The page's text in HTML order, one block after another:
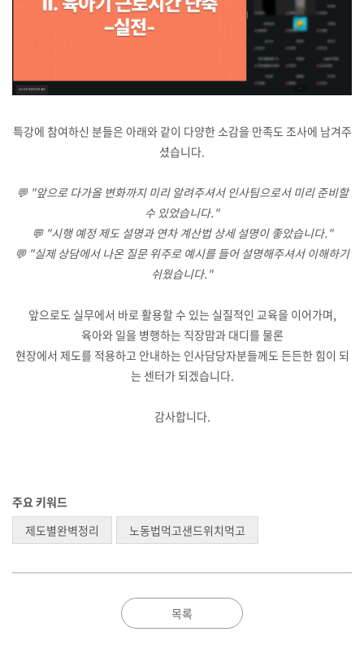
특강에 참여하신 분들은 아래와 같이 다양한 소감을 만족도 조사에 남겨주
셨습니다.
💬 "앞으로 다가올 변화까지 미리 알려주셔서 인사팀으로서 미리 준비할
수 있었습니다."
💬 "시행 예정 제도 설명과 연차 계산법 상세 설명이 좋았습니다."
💬 "실제 상담에서 나온 질문 위주로 예시를 들어 설명해주셔서 이해하기
쉬웠습니다."
앞으로도 실무에서 바로 활용할 수 있는 실질적인 교육을 이어가며,
육아와 일을 병행하는 직장맘과 대디를 물론
현장에서 제도를 적용하고 안내하는 인사담당자분들께도 든든한 힘이 되
는 센터가 되겠습니다.
감사합니다.
주요 키워드
제도별완벽정리
노동법먹고샌드위치먹고
목록